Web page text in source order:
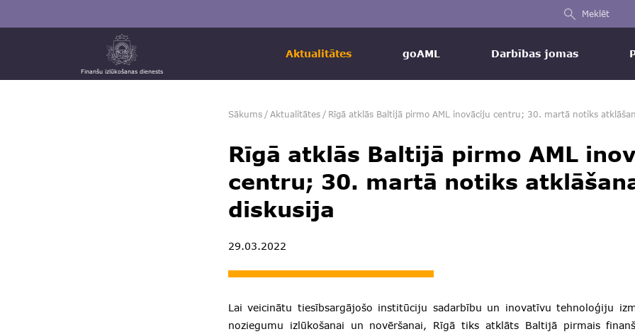
Meklēt
Finanšu izlūkošanas dienests
Aktualitātes goAML Darbības jomas
Sākums / Aktualitātes / Rīgā atklās Baltijā pirmo AML inovāciju centru; 30. martā notiks
Rīgā atklās Baltijā pirmo AML
centru; 30. martā notiks
diskusija
29.03.2022
Lai veicinātu tiesībsargājošo institūciju sadarbību un inovatīvu tehnoloģiju
noziegumu izlūkošanai un novēršanai, Rīgā tiks atklāts Baltijā pirmais